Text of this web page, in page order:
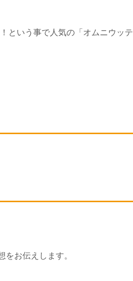
という事で人気の「オムニウッテ
お伝えします。